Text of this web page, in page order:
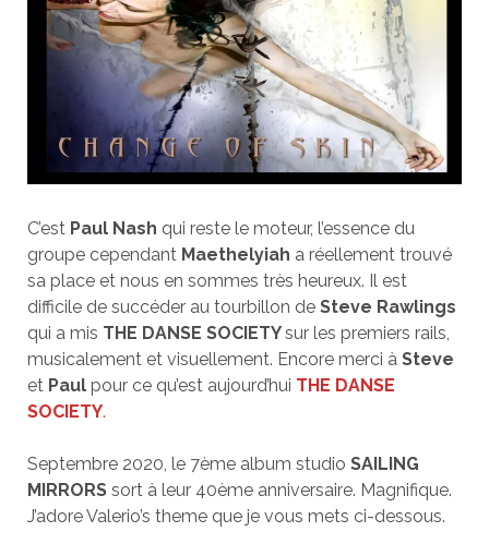
C’est Paul Nash qui reste le moteur, l’essence du
groupe cependant Maethelyiah a réellement trouvé
sa place et nous en sommes très heureux. Il est
difficile de succéder au tourbillon de Steve Rawlings
qui a mis THE DANSE SOCIETYsur les premiers rails,
musicalement et visuellement. Encore merci à Steve
et Paul pour ce qu’est aujourd’hui THE DANSE
SOCIETY.
Septembre 2020, le 7ème album studio SAILING
MIRRORS sort à leur 40ème anniversaire. Magnifique.
J’adore Valerio’s theme que je vous mets ci-dessous.